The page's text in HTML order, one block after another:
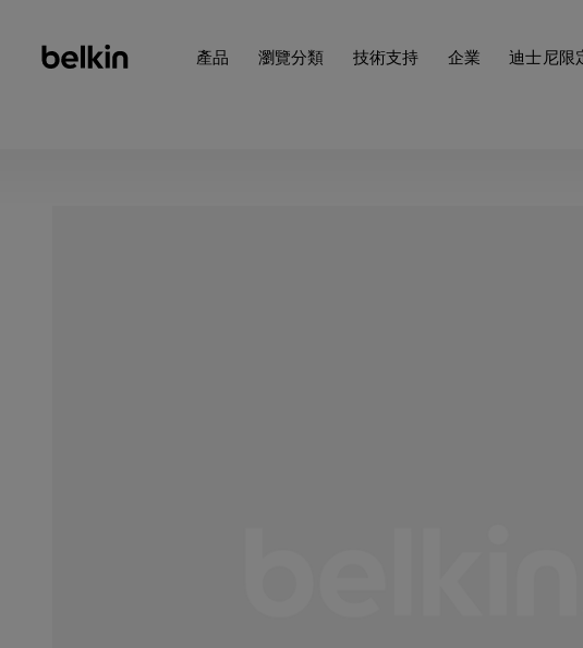
產品 瀏覽分類 技術支持 企業 迪士尼限